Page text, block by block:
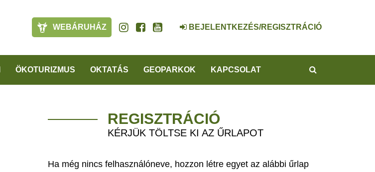
WEBÁRUHÁZ BEJELENTKEZÉS/REGISZTRÁCIÓ
ÖKOTURIZMUS OKTATÁS GEOPARKOK KAPCSOLAT
REGISZTRÁCIÓ
KÉRJÜK TÖLTSE KI AZ ŰRLAPOT
Ha még nincs felhasználóneve, hozzon létre egyet az alábbi űrlap